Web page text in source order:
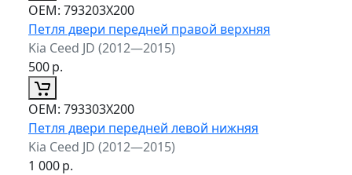
ОЕМ: 793203X200
Петля двери передней правой верхняя
Kia Ceed JD (2012—2015)
500р.
ОЕМ: 793303X200
Петля двери передней левой нижняя
Kia Ceed JD (2012—2015)
1 000р.